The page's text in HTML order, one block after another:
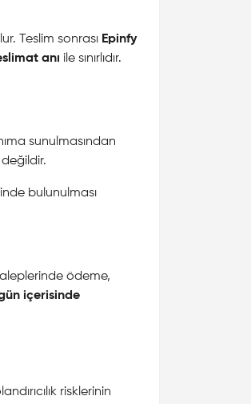
Teslim sonrası Epinfy
anı ile sınırlıdır.
sunulmasından
bulunulması
ödeme,
içerisinde
risklerinin